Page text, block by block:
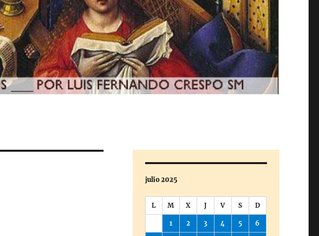
julio 2025
L M X J V S D
1 2 3 4 5 6